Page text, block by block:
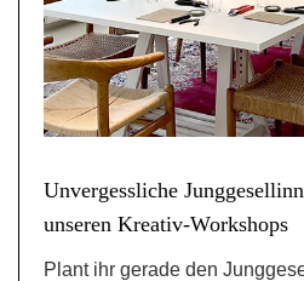
Unvergessliche
unseren Kreativ-Workshops
Plant ihr gerade den